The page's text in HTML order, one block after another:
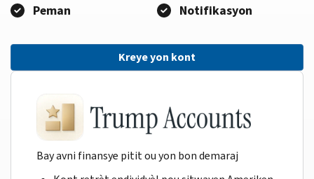
Peman
Notifikasyon
Kreye yon kont
Bay avni finansye pitit ou yon bon demaraj